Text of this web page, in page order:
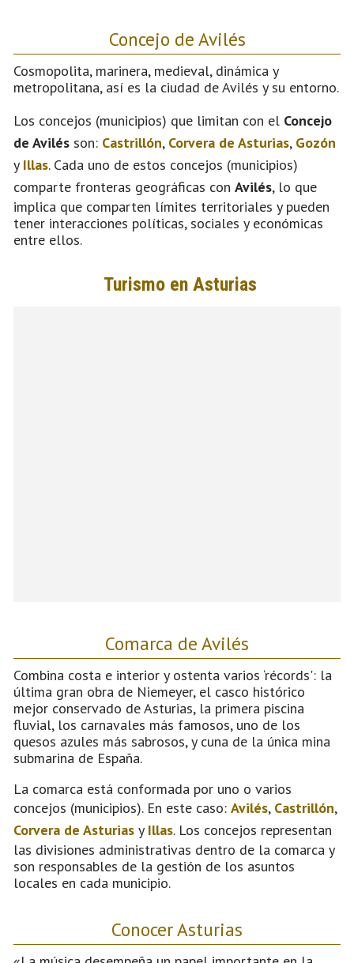
Concejo de Avilés
Cosmopolita, marinera, medieval, dinámica y
metropolitana, así es la ciudad de Avilés y su entorno.
Los concejos (municipios) que limitan con el Concejo
de Avilés son: Castrillón, Corvera de Asturias, Gozón
y Illas. Cada uno de estos concejos (municipios)
comparte fronteras geográficas con Avilés, lo que
implica que comparten límites territoriales y pueden
tener interacciones políticas, sociales y económicas
entre ellos.
Comarca de Avilés
Combina costa e interior y ostenta varios ‘récords': la
última gran obra de Niemeyer, el casco histórico
mejor conservado de Asturias, la primera piscina
fluvial, los carnavales más famosos, uno de los
quesos azules más sabrosos, y cuna de la única mina
submarina de España.
La comarca está conformada por uno o varios
concejos (municipios). En este caso: Avilés, Castrillón,
Corvera de Asturias y Illas. Los concejos representan
las divisiones administrativas dentro de la comarca y
son responsables de la gestión de los asuntos
locales en cada municipio.
Conocer Asturias